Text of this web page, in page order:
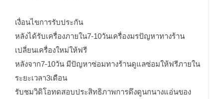
เงื่อนไขการรับประกัน
หลังได้รับเครื่องภายใน7-10วันเครื่องมรปัญหาทางร้าน
เปลี่ยนเครื่องใหม่ให้ฟรี
หลังจาก7-10วัน มีปัญหาซ่อมทางร้านดูแลซ่อมให้ฟรีภายใน
ระยะเวลา3เดือน
รับชมวิดิโอทดสอบประสิทธิภาพการดึงดูนกนางแอ่นของ